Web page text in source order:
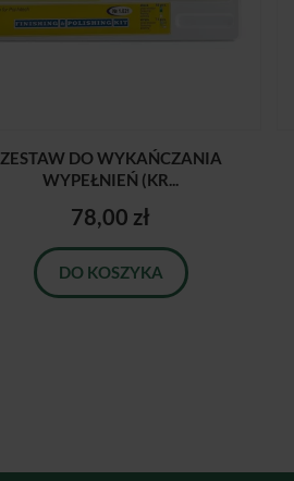
ZESTAW DO WYKAŃCZANIA
WYPEŁNIEŃ (KR...
78,00 zł
DO KOSZYKA